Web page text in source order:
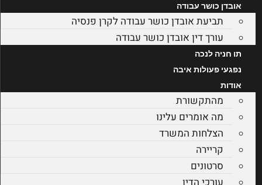
אובדן כושר עבודה
תביעת אובדן כושר עבודה לקרן פנסיה
עורך דין אובדן כושר עבודה
תו חניה לנכה
נפגעי פעולות איבה
אודות
מהתקשורת
מה אומרים עלינו
הצלחות המשרד
קריירה
סרטונים